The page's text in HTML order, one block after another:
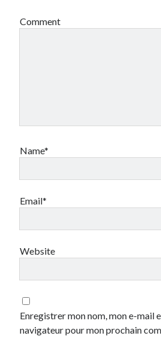
musique
Twitter
janvier 2026
février 2023
mai 2020
avril 2020
janvier 2018
juillet 2016
avril 2016
Comment
Name*
Email*
Website
Enregistrer mon nom, mon e-mail
navigateur pour mon prochain